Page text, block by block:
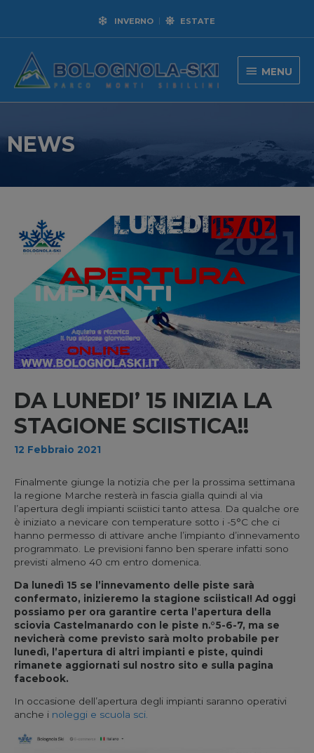
INVERNO ESTATE
MENU
NEWS
DA LUNEDI’ 15 INIZIA LA
STAGIONE SCIISTICA!!
12 Febbraio 2021
Finalmente giunge la notizia che per la prossima settimana
la regione Marche resterà in fascia gialla quindi al via
l’apertura degli impianti sciistici tanto attesa. Da qualche ore
è iniziato a nevicare con temperature sotto i -5°C che ci
hanno permesso di attivare anche l’impianto d’innevamento
programmato. Le previsioni fanno ben sperare infatti sono
previsti almeno 40 cm entro domenica.
Da lunedì 15 se l’innevamento delle piste sarà
confermato, inizieremo la stagione sciistica!! Ad oggi
possiamo per ora garantire certa l’apertura della
sciovia Castelmanardo con le piste n.°5-6-7, ma se
nevicherà come previsto sarà molto probabile per
lunedì, l’apertura di altri impianti e piste, quindi
rimanete aggiornati sul nostro sito e sulla pagina
facebook.
In occasione dell’apertura degli impianti saranno operativi
anche i noleggi e scuola sci.